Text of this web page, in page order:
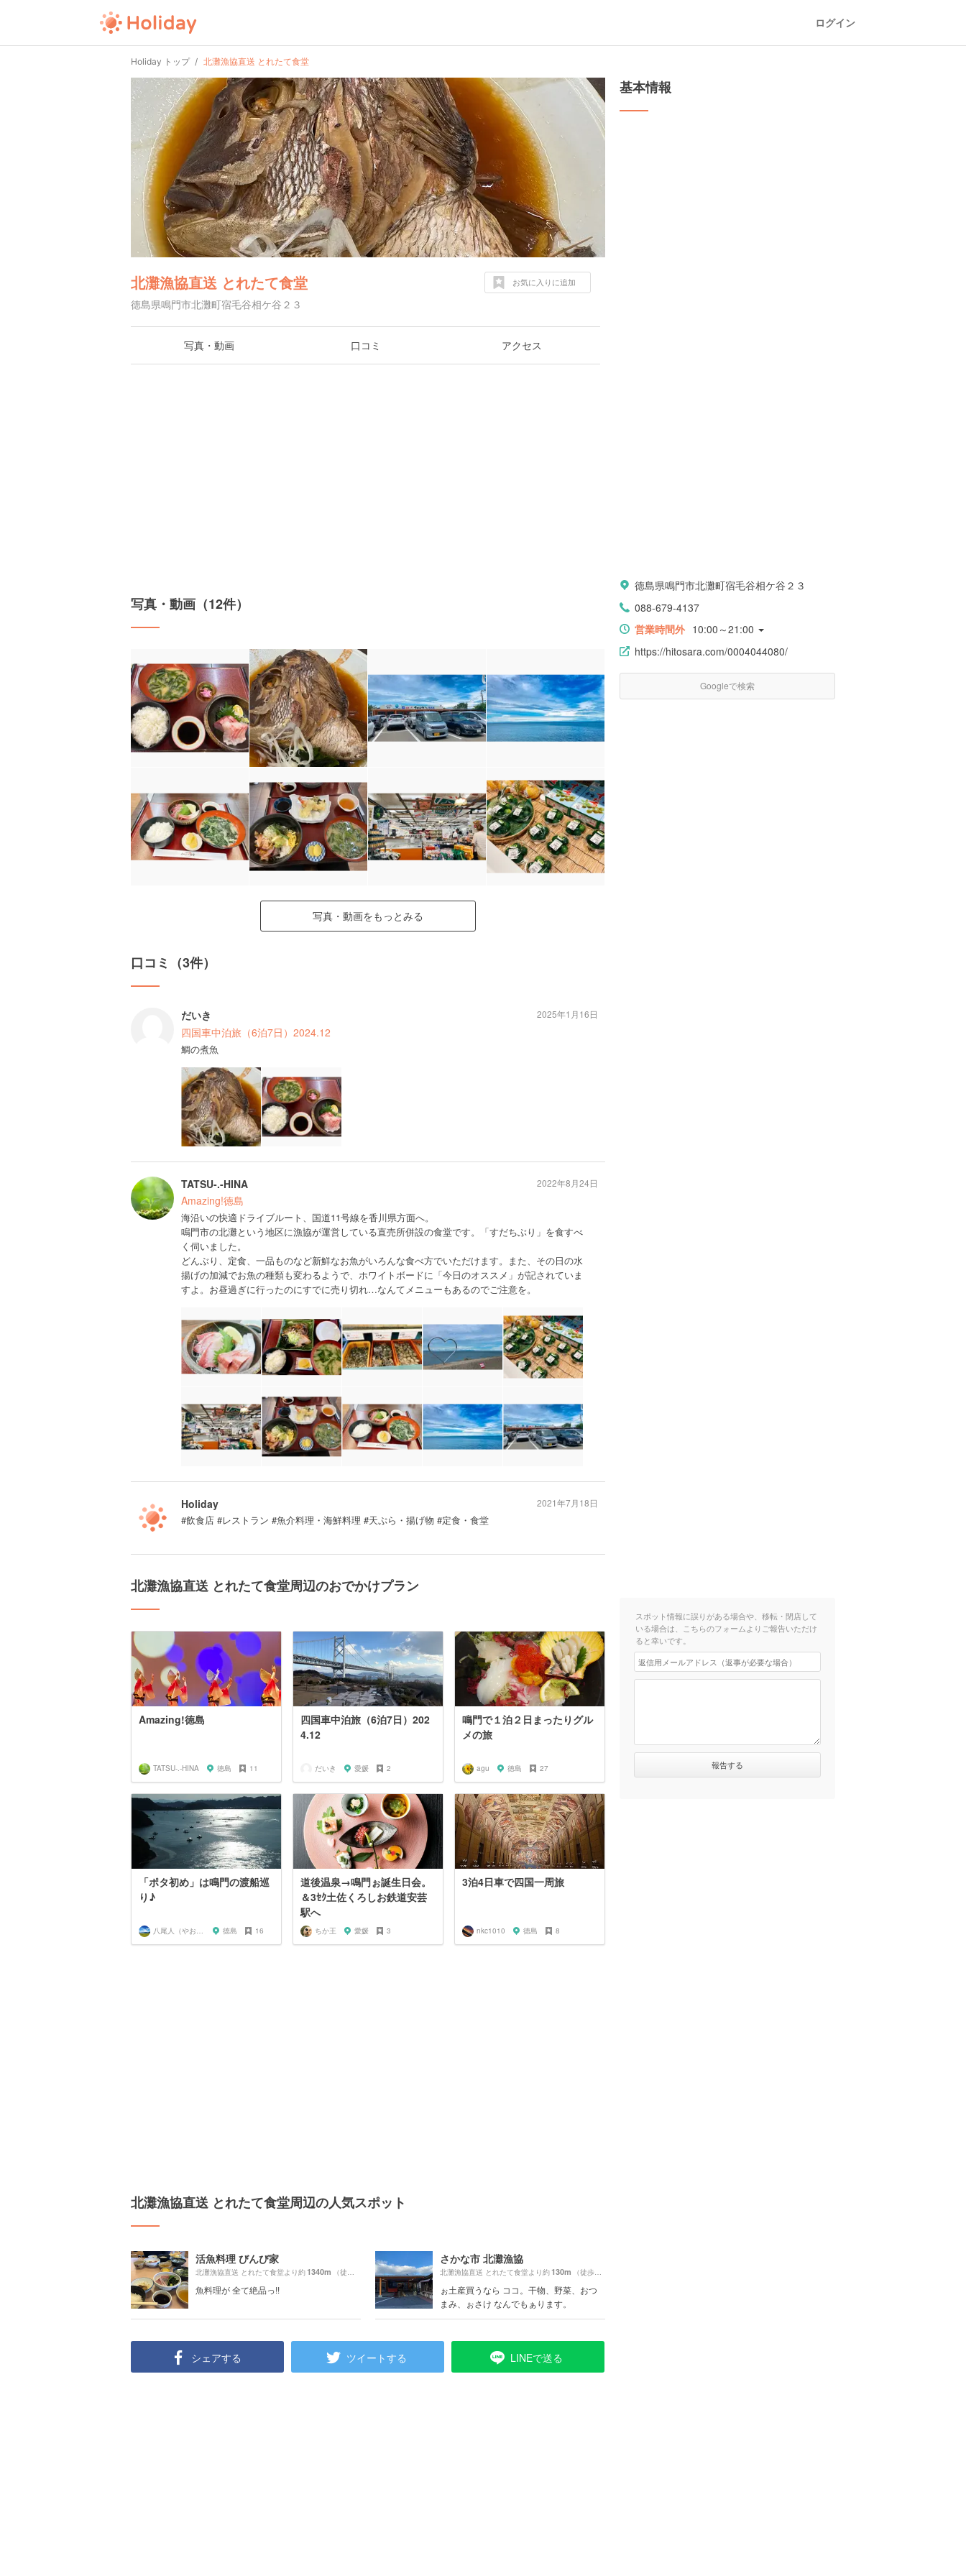
ログイン
Holiday トップ 北灘漁協直送 とれたて食堂
北灘漁協直送 とれたて食堂
徳島県鳴門市北灘町宿毛谷相ケ谷２３
お気に入りに追加
写真・動画 口コミ アクセス
写真・動画（12件）
写真・動画をもっとみる
口コミ（3件）
だいき
四国車中泊旅（6泊7日）2024.12
鯛の煮魚
2025年1月16日
TATSU-.-HINA
Amazing!徳島
海沿いの快適ドライブルート、国道11号線を香川県方面へ。
鳴門市の北灘という地区に漁協が運営している直売所併設の食堂です。「すだちぶり」を食すべ
く伺いました。
どんぶり、定食、一品ものなど新鮮なお魚がいろんな食べ方でいただけます。また、その日の水
揚げの加減でお魚の種類も変わるようで、ホワイトボードに「今日のオススメ」が記されていま
すよ。お昼過ぎに行ったのにすでに売り切れ…なんてメニューもあるのでご注意を。
2022年8月24日
Holiday
#飲食店 #レストラン #魚介料理・海鮮料理 #天ぷら・揚げ物 #定食・食堂
2021年7月18日
北灘漁協直送 とれたて食堂周辺のおでかけプラン
Amazing!徳島
TATSU-.-HINA 徳島 11
四国車中泊旅（6泊7日）202
4.12
だいき 愛媛 2
鳴門で１泊２日まったりグル
メの旅
agu 徳島 27
「ポタ初め」は鳴門の渡船巡
り♪
八尾人（やおんちゅ） 徳島 16
道後温泉→鳴門ぉ誕生日会。
＆3ｾｸ土佐くろしお鉄道安芸
駅へ
ちか王 愛媛 3
3泊4日車で四国一周旅
nkc1010 徳島 8
北灘漁協直送 とれたて食堂周辺の人気スポット
活魚料理 びんび家
北灘漁協直送 とれたて食堂より約1340m （徒歩23分）
魚料理が 全て絶品っ!!
さかな市 北灘漁協
北灘漁協直送 とれたて食堂より約130m （徒歩3分）
ぉ土産買うなら ココ。干物、野菜、おつ
まみ、ぉさけ なんでもぁります。
シェアする ツイートする LINEで送る
基本情報
徳島県鳴門市北灘町宿毛谷相ケ谷２３
088-679-4137
営業時間外 10:00～21:00
https://hitosara.com/0004044080/
Googleで検索
スポット情報に誤りがある場合や、移転・閉店して
いる場合は、こちらのフォームよりご報告いただけ
ると幸いです。